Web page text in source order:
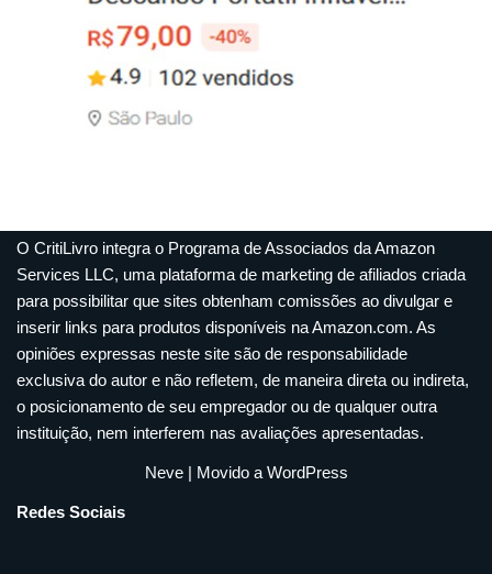
O CritiLivro integra o Programa de Associados da Amazon
Services LLC, uma plataforma de marketing de afiliados criada
para possibilitar que sites obtenham comissões ao divulgar e
inserir links para produtos disponíveis na Amazon.com. As
opiniões expressas neste site são de responsabilidade
exclusiva do autor e não refletem, de maneira direta ou indireta,
o posicionamento de seu empregador ou de qualquer outra
instituição, nem interferem nas avaliações apresentadas.
Neve| Movido a WordPress
Redes Sociais